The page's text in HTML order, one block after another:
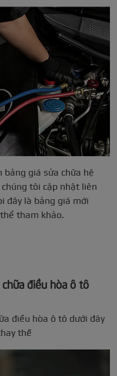
bảng giá sửa chữa hệ
tôi cập nhật liên
đây là bảng giá mới
tham khảo.
điều hòa ô tô
điều hòa ô tô dưới đây
thế